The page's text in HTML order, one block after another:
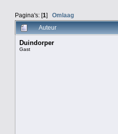
Pagina's: [1] Omlaag
Auteur
Duindorper
Gast